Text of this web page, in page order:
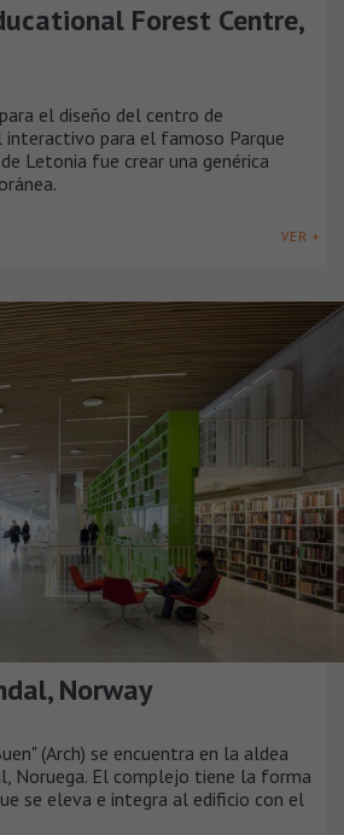
Forest Centre,
el diseño del centro de
para el famoso Parque
Letonia fue crear una genérica
VER +
Norway
(Arch) se encuentra en la aldea
Noruega. El complejo tiene la forma
se eleva e integra al edificio con el